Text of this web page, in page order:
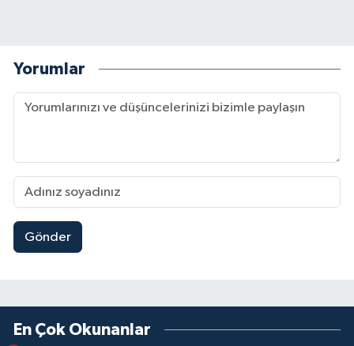
Yorumlar
Gönder
En Çok Okunanlar